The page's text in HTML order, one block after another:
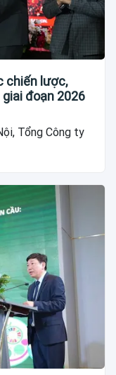
chiến lược,
đoạn 2026
Tổng Công ty